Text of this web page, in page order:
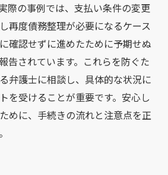
際の事例では、支払い条件の変更
再度債務整理が必要になるケース
確認せずに進めたために予期せぬ
告されています。これらを防ぐた
弁護士に相談し、具体的な状況に
を受けることが重要です。安心し
めに、手続きの流れと注意点を正